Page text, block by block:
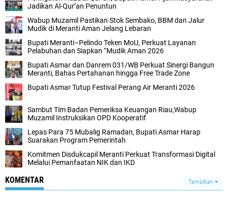
Jadikan Al-Qur’an Penuntun
Wabup Muzamil Pastikan Stok Sembako, BBM dan Jalur
Mudik di Meranti Aman Jelang Lebaran
Bupati Meranti–Pelindo Teken MoU, Perkuat Layanan
Pelabuhan dan Siapkan “Mudik Aman 2026
Bupati Asmar dan Danrem 031/WB Perkuat Sinergi Bangun
Meranti, Bahas Pertahanan hingga Free Trade Zone
Bupati Asmar Tutup Festival Perang Air Meranti 2026
Sambut Tim Badan Pemeriksa Keuangan Riau,Wabup
Muzamil Instruksikan OPD Kooperatif
Lepas Para 75 Mubalig Ramadan, Bupati Asmar Harap
Suarakan Program Pemerintah
Komitmen Disdukcapil Meranti Perkuat Transformasi Digital
Melalui Pemanfaatan NIK dan IKD
KOMENTAR Tampilkan